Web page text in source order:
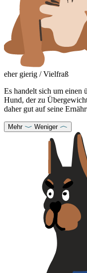
eher gierig / Vielfraß
Es handelt sich um einen
Hund, der zu
daher gut auf seine
Mehr Weniger